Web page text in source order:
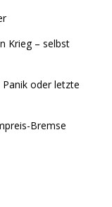
Krieg – selbst
oder letzte
Bremse